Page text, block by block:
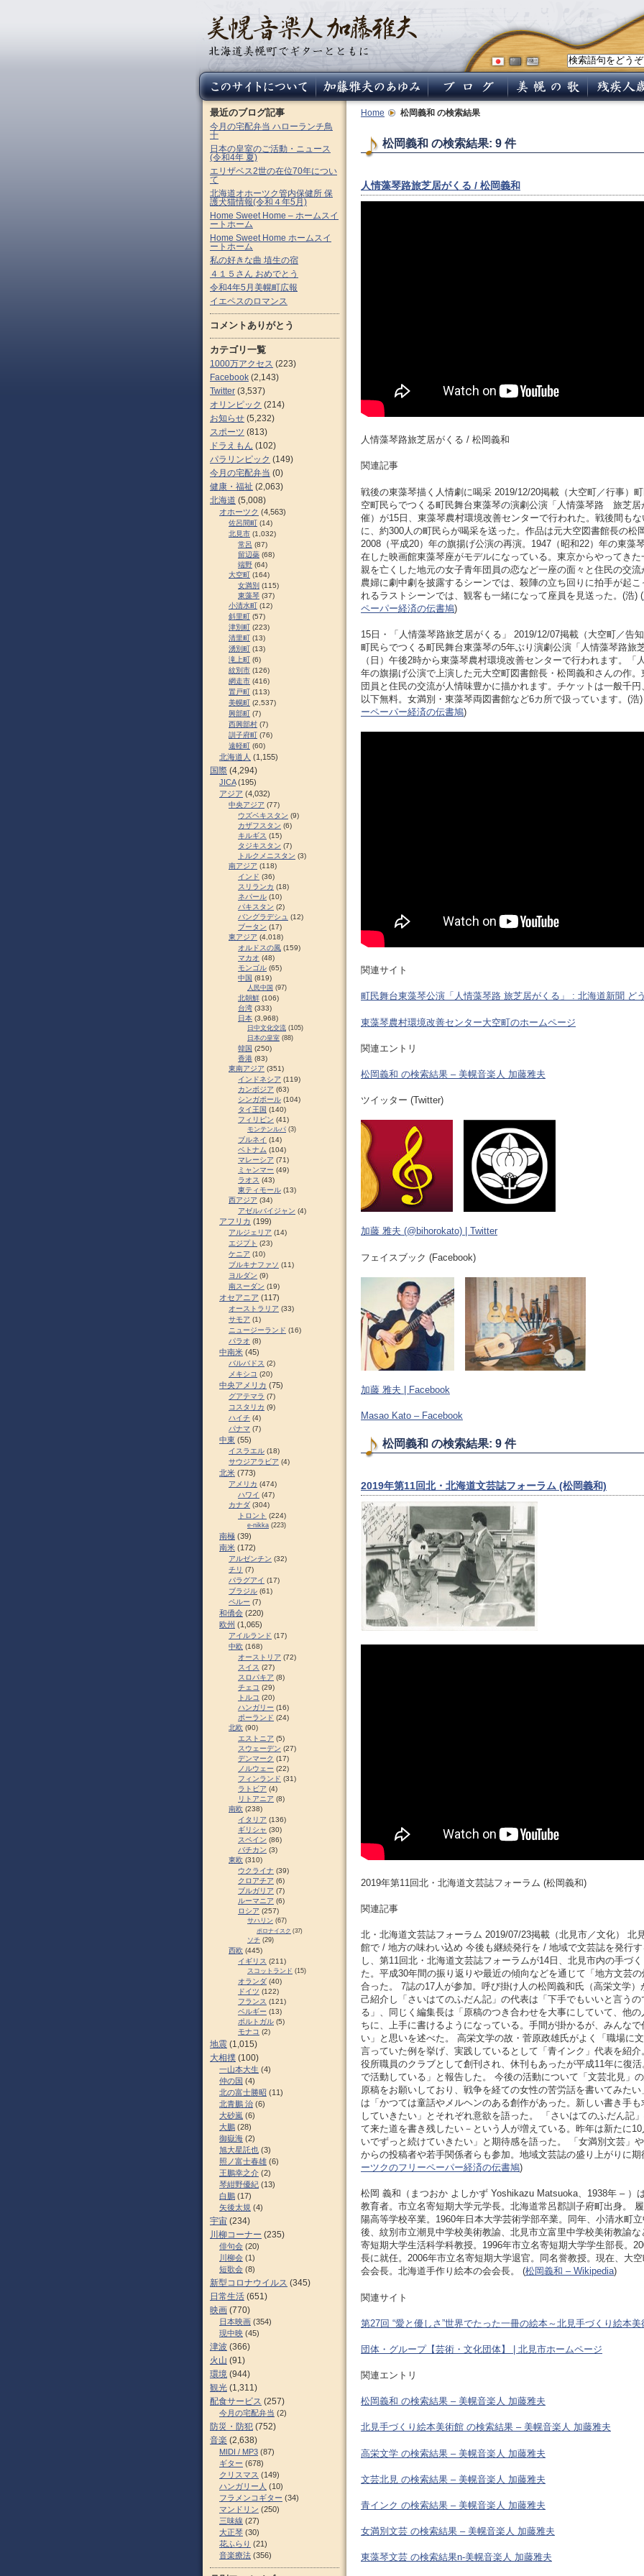
Home 松岡義和 の検索結果
松岡義和 の検索結果: 9 件
人情藻琴路旅芝居がくる / 松岡義和
人情藻琴路旅芝居がくる / 松岡義和
関連記事
戦後の東藻琴描く人情劇に喝采 2019/12/20掲載（大空町／行事）
空町民らでつくる町民舞台東藻琴の演劇公演「人情藻琴路 旅芝居
催）が15日、東藻琴農村環境改善センターで行われた。戦後間も
に、約300人の町民らが喝采を送った。作品は元大空図書館長の松
2008（平成20）年の旗揚げ公演の再演。1947（昭和22）年の東藻
在した映画館東藻琴座がモデルになっている。東京からやってき
親を亡くした地元の女子青年団員の恋など一座の面々と住民の交
農婦に劇中劇を披露するシーンでは、殺陣の立ち回りに拍手が起
れるラストシーンでは、観客も一緒になって座員を見送った。(浩) (
ペーパー経済の伝書鳩)
15日・「人情藻琴路旅芝居がくる」 2019/12/07掲載（大空町／告
町民らでつくる町民舞台東藻琴の5年ぶり演劇公演「人情藻琴路旅
（日）午後2時から東藻琴農村環境改善センターで行われます。
年の旗揚げ公演で上演した元大空町図書館長・松岡義和さんの作。
団員と住民の交流が人情味豊かに描かれます。チケットは一般千
以下無料。女満別・東藻琴両図書館など6カ所で扱っています。(浩
ーペーパー経済の伝書鳩)
関連サイト
町民舞台東藻琴公演「人情藻琴路 旅芝居がくる」 : 北海道新聞 ど
東藻琴農村環境改善センター大空町のホームページ
関連エントリ
松岡義和 の検索結果 – 美幌音楽人 加藤雅夫
ツイッター (Twitter)
加藤 雅夫 (@bihorokato) | Twitter
フェイスブック (Facebook)
加藤 雅夫 | Facebook
Masao Kato – Facebook
松岡義和 の検索結果: 9 件
2019年第11回北・北海道文芸誌フォーラム (松岡義和)
2019年第11回北・北海道文芸誌フォーラム (松岡義和)
関連記事
北・北海道文芸誌フォーラム 2019/07/23掲載（北見市／文化） 北
館で / 地方の味わい込め 今後も継続発行を / 地域で文芸誌を発行
し、第11回北・北海道文芸誌フォーラムが14日、北見市内の手づ
た。平成30年間の振り返りや最近の傾向などを通じて「地方文芸
合った。 7誌の17人が参加。呼び掛け人の松岡義和氏（高栄文学）
己紹介し「さいはてのふだん記」の代表は「下手でもいいと言う
る」、同じく編集長は「原稿のつき合わせを大事にしていて、他の
ちに、上手に書けるようになっている。手間が掛かるが、みんな
い」と思いを述べた。 高栄文学の故・菅原政雄氏がよく「職場に
言っていた例を挙げ、実践しているとして「青インク」代表を紹
役所職員のクラブとして創刊され、休刊もあったが平成11年に復
で活動している」と報告した。 今後の活動について「文芸北見」
原稿をお願いしており、戦争を経ての女性の苦労話を書いてみた
は「かつては童話やメルヘンのある創作があった。新しい書き手
していきたい」とそれぞれ意欲を語った。 「さいはてのふだん記
て来た道を書き残したい－という人が増えている。昨年は新たに
いでずっと続けていきたい」と期待感を語った。 「女満別文芸」
からの投稿者や若手関係者らも参加。地域文芸誌の盛り上がりに
ーツクのフリーペーパー経済の伝書鳩)
松岡 義和（まつおか よしかず Yoshikazu Matsuoka、1938年 – ）
教育者。市立名寄短期大学元学長。北海道常呂郡訓子府町出身。
陽高等学校卒業。1960年日本大学芸術学部卒業。同年、小清水町
後、紋別市立潮見中学校美術教諭、北見市立富里中学校美術教諭な
寄短期大学生活科学科教授。1996年市立名寄短期大学学生部長。
長に就任。2006年市立名寄短期大学退官。同名誉教授。現在、大
会会長。北海道手作り絵本の会会長。 (松岡義和 – Wikipedia)
関連サイト
第27回 “愛と優しさ”世界でたった一冊の絵本～北見手づくり絵本美
団体・グループ【芸術・文化団体】 | 北見市ホームページ
関連エントリ
松岡義和 の検索結果 – 美幌音楽人 加藤雅夫
北見手づくり絵本美術館 の検索結果 – 美幌音楽人 加藤雅夫
高栄文学 の検索結果 – 美幌音楽人 加藤雅夫
文芸北見 の検索結果 – 美幌音楽人 加藤雅夫
青インク の検索結果 – 美幌音楽人 加藤雅夫
女満別文芸 の検索結果 – 美幌音楽人 加藤雅夫
東藻琴文芸 の検索結果n-美幌音楽人 加藤雅夫
最近のブログ記事
今月の宅配弁当 ハローランチ鳥
十
日本の皇室のご活動・ニュース
(令和4年 夏)
エリザベス2世の在位70年につい
て
北海道オホーツク管内保健所 保
護犬猫情報(令和４年5月)
Home Sweet Home – ホームスイ
ートホーム
Home Sweet Home ホームスイ
ートホーム
私の好きな曲 埴生の宿
４１５さん おめでとう
令和4年5月美幌町広報
イエペスのロマンス
コメントありがとう
カテゴリ一覧
1000万アクセス (223)
Facebook (2,143)
Twitter (3,537)
オリンピック (214)
お知らせ (5,232)
スポーツ (813)
ドラえもん (102)
パラリンピック (149)
今月の宅配弁当 (0)
健康・福祉 (2,063)
北海道 (5,008)
オホーツク (4,563)
佐呂間町 (14)
北見市 (1,032)
常呂 (87)
留辺蘂 (68)
端野 (64)
大空町 (164)
女満別 (115)
東藻琴 (37)
小清水町 (12)
斜里町 (57)
津別町 (223)
清里町 (13)
湧別町 (13)
滝上町 (6)
紋別市 (126)
網走市 (416)
置戸町 (113)
美幌町 (2,537)
興部町 (7)
西興部村 (7)
訓子府町 (76)
遠軽町 (60)
北海道人 (1,155)
国際 (4,294)
JICA(195)
アジア (4,032)
中央アジア (77)
ウズベキスタン (9)
カザフスタン (6)
キルギス (15)
タジキスタン (7)
トルクメニスタン (3)
南アジア (118)
インド (36)
スリランカ (18)
ネパール (10)
パキスタン (2)
バングラデシュ (12)
ブータン (17)
東アジア (4,018)
オルドスの風 (159)
マカオ (48)
モンゴル (65)
中国 (819)
人民中国 (97)
北朝鮮 (106)
台湾 (333)
日本 (3,968)
日中文化交流 (105)
日本の皇室 (88)
韓国 (250)
香港 (83)
東南アジア (351)
インドネシア (119)
カンボジア (63)
シンガポール (104)
タイ王国 (140)
フィリピン (41)
モンテンルパ (3)
ブルネイ (14)
ベトナム (104)
マレーシア (71)
ミャンマー (49)
ラオス (43)
東ティモール (13)
西アジア (34)
アゼルバイジャン (4)
アフリカ (199)
アルジェリア (14)
エジプト (23)
ケニア (10)
ブルキナファソ (11)
ヨルダン (9)
南スーダン (19)
オセアニア (117)
オーストラリア (33)
サモア (1)
ニュージーランド (16)
パラオ (8)
中南米 (45)
バルバドス (2)
メキシコ (20)
中央アメリカ (75)
グアテマラ (7)
コスタリカ (9)
ハイチ (4)
パナマ (7)
中東 (55)
イスラエル (18)
サウジアラビア (4)
北米 (773)
アメリカ (474)
ハワイ (47)
カナダ (304)
トロント (224)
e-nikka (223)
南極 (39)
南米 (172)
アルゼンチン (32)
チリ (7)
パラグアイ (17)
ブラジル (61)
ペルー (7)
和僑会 (220)
欧州 (1,065)
アイルランド (17)
中欧 (168)
オーストリア (72)
スイス (27)
スロパキア (8)
チェコ (29)
トルコ (20)
ハンガリー (16)
ポーランド (24)
北欧 (90)
エストニア (5)
スウェーデン (27)
デンマーク (17)
ノルウェー (22)
フィンランド (31)
ラトビア (4)
リトアニア (8)
南欧 (238)
イタリア (136)
ギリシャ (30)
スペイン (86)
バチカン (3)
東欧 (310)
ウクライナ (39)
クロアチア (6)
ブルガリア (7)
ルーマニア (6)
ロシア (257)
サハリン (67)
ポロナイスク (37)
ソチ (29)
西欧 (445)
イギリス (211)
スコットランド (15)
オランダ (40)
ドイツ (122)
フランス (121)
ベルギー (13)
ポルトガル (5)
モナコ (2)
地震 (1,015)
大相撲 (100)
一山本大生 (4)
仲の国 (4)
北の富士勝昭 (11)
北青鵬 治 (6)
大砂嵐 (6)
大鵬 (28)
御嶽海 (2)
旭大星託也 (3)
照ノ富士春雄 (6)
王鵬幸之介 (2)
琴紺野優紀 (13)
白鵬 (17)
矢後太規 (4)
宇宙 (234)
川柳コーナー (235)
俳句会 (20)
川柳会 (1)
短歌会 (8)
新型コロナウイルス (345)
日常生活 (651)
映画 (770)
日本映画 (354)
現中映 (45)
津波 (366)
火山 (91)
環境 (944)
観光 (1,311)
配食サービス (257)
今月の宅配弁当 (2)
防災・防犯 (752)
音楽 (2,638)
MIDI / MP3 (87)
ギター (678)
クリスマス (149)
ハンガリー人 (10)
フラメンコギター (34)
マンドリン (250)
三味線 (27)
大正琴 (30)
花ふらり (21)
音楽療法 (356)